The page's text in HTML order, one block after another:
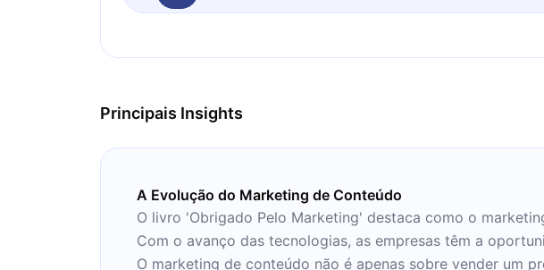
Principais Insights
A Evolução do Marketing de Conteúdo
O livro 'Obrigado Pelo Marketing' destaca como o
Com o avanço das tecnologias, as empresas têm a
O marketing de conteúdo não é apenas sobre vender um